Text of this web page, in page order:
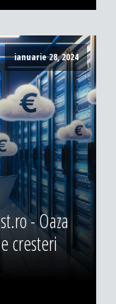
ianuarie 28, 2024
- Oaza
cresteri